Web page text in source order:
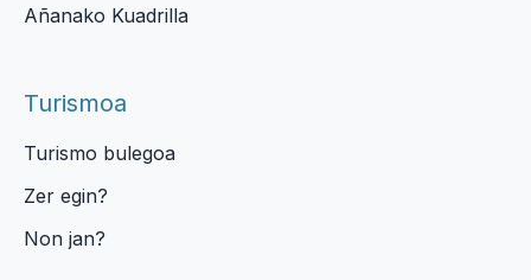
Añanako Kuadrilla
Turismoa
Turismo bulegoa
Zer egin?
Non jan?